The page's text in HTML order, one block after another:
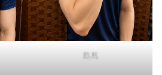
風馬